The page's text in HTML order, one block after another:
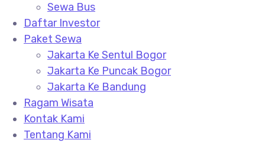
Sewa Bus
Daftar Investor
Paket Sewa
Jakarta Ke Sentul Bogor
Jakarta Ke Puncak Bogor
Jakarta Ke Bandung
Ragam Wisata
Kontak Kami
Tentang Kami